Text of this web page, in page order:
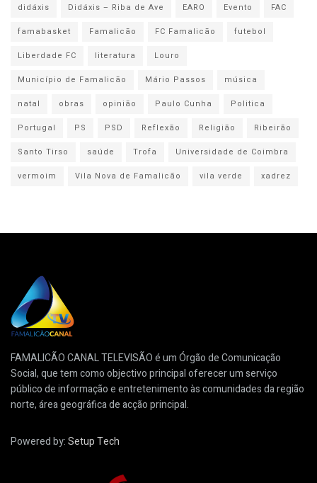
didáxis
Didáxis – Riba de Ave EARO Evento
FAC
famabasket
Famalicão FC Famalicão
futebol
Liberdade FC
literatura
Louro
Município de Famalicão
Mário Passos
música
natal
obras opinião Paulo Cunha
Politica
Portugal
PS PSD Reflexão Religião
Ribeirão
Santo Tirso
saúde Trofa
Universidade de Coimbra
vermoim
Vila Nova de Famalicão vila verde xadrez
FAMALICÃO CANAL TELEVISÃO é um Órgão de Comunicação
Social, que tem como objectivo principal oferecer um serviço
público de informação e entretenimento às comunidades da região
norte, área geográfica de acção principal.
Powered by:Setup Tech